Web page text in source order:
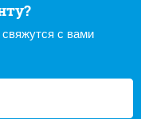
с вами